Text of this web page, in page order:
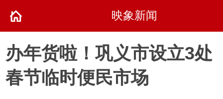
映象新闻
办年货啦！巩义市设立3处
春节临时便民市场